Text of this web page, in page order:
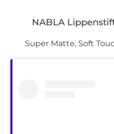
NABLA
Super Matte, Soft